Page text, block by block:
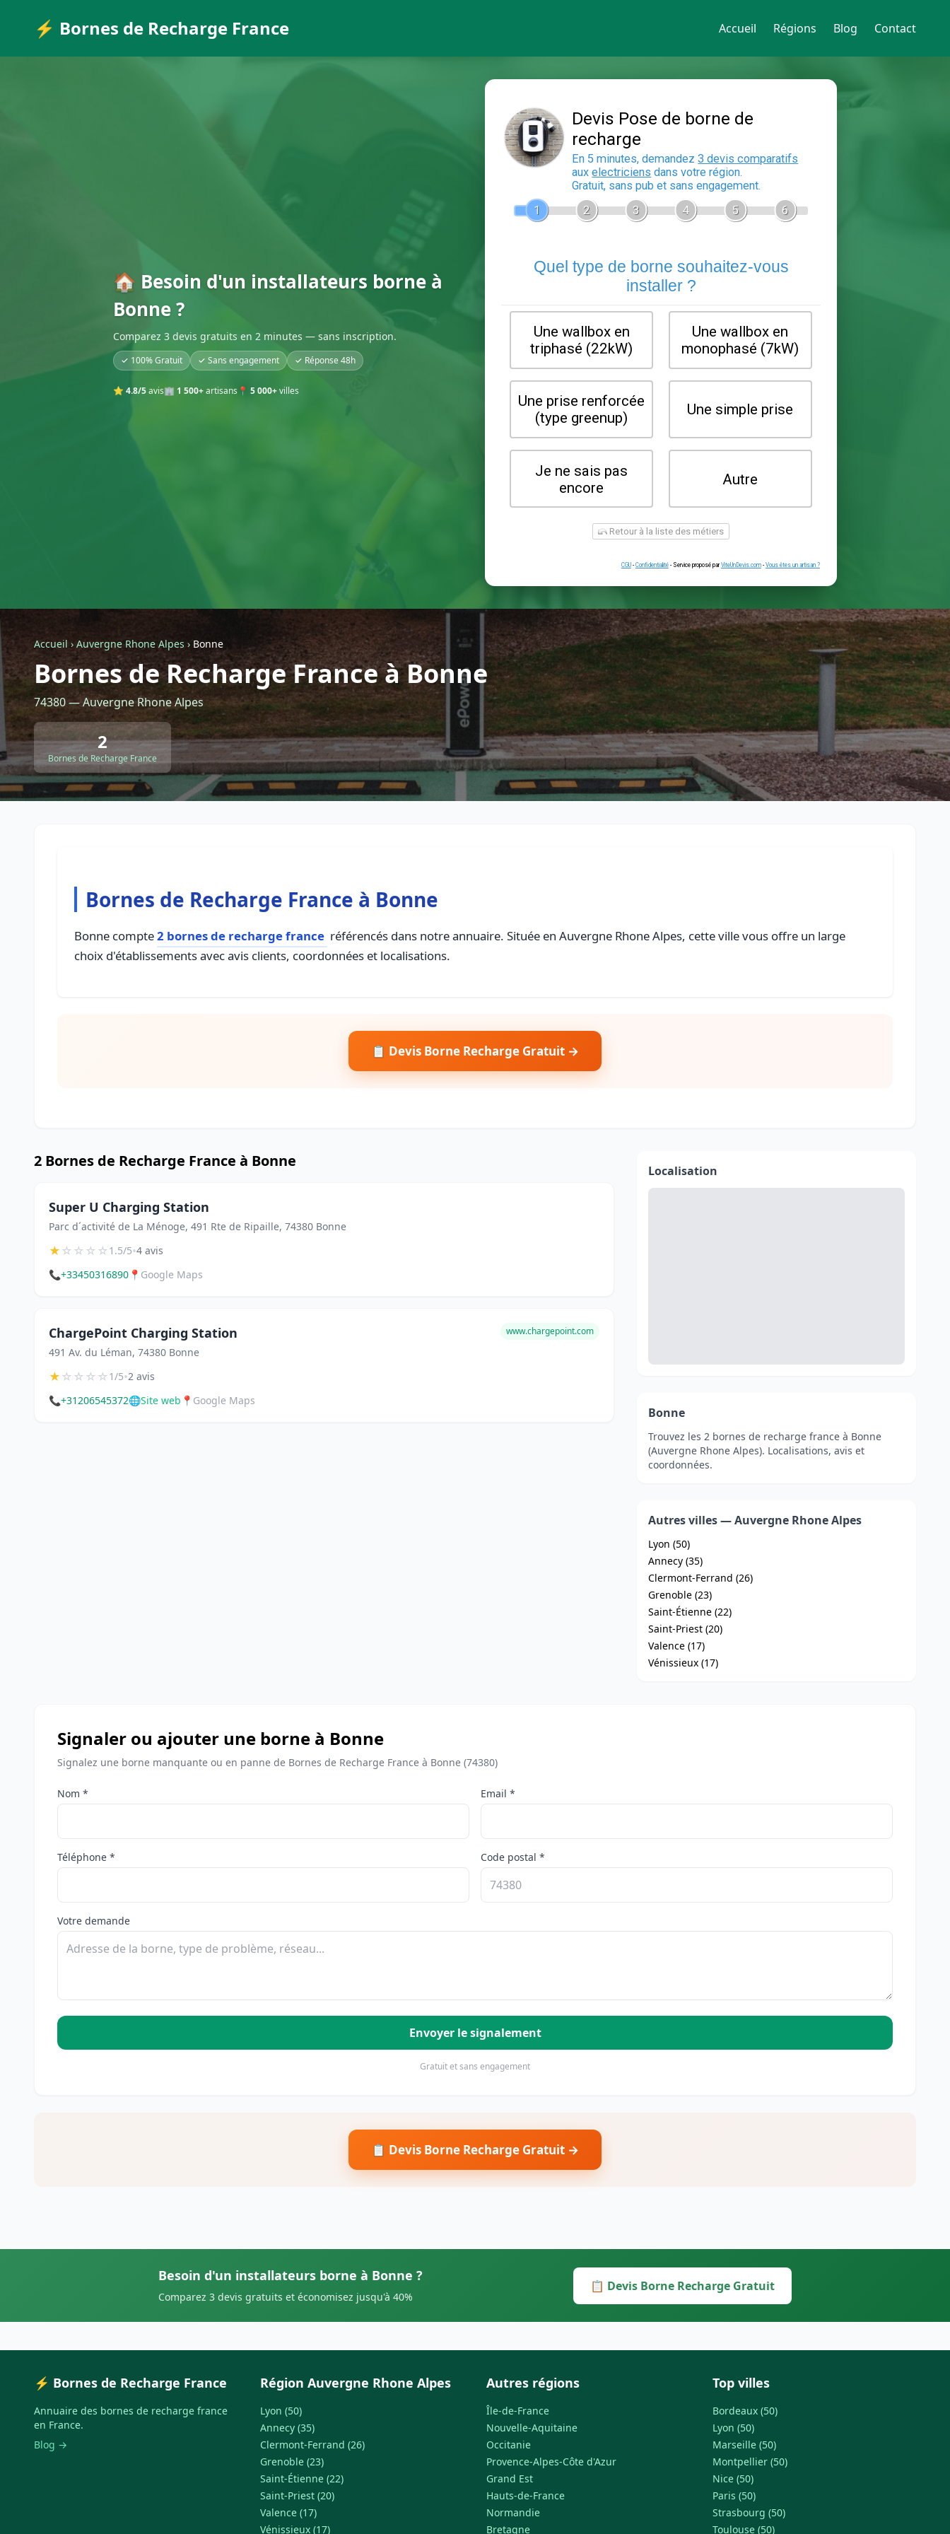
⚡ Bornes de Recharge France Accueil Régions Blog Contact
🏠 Besoin d'un installateurs borne à
Bonne ?
Comparez 3 devis gratuits en 2 minutes — sans inscription.
✓ 100% Gratuit ✓ Sans engagement ✓ Réponse 48h
⭐ 4.8/5avis🏢 1 500+artisans 📍 5 000+villes
recharge
En 5 minutes, demandez
auxelectriciensdans votre région.
Gratuit, sans pub et sans engagement.
Quel type de borne souhaitez-
installer ?
Une wallbox en
Une prise renforcée
(type greenup)
Je ne sais pas
Retour à la liste des métiers
Confidentialité - Service proposé par ViteUnDevis.com-
Accueil › Auvergne Rhone Alpes › Bonne
Bornes de Recharge France à Bonne
74380 — Auvergne Rhone Alpes
2
Bornes de Recharge France
Bornes de Recharge France à Bonne
Bonne compte2 bornes de recharge france référencés dans notre annuaire. Située en Auvergne Rhone Alpes, cette ville vous offre un large
choix d'établissements avec avis clients, coordonnées et localisations.
📋 Devis Borne Recharge Gratuit →
2 Bornes de Recharge France à Bonne
Super U Charging Station
Parc d´activité de La Ménoge, 491 Rte de Ripaille, 74380 Bonne
★☆☆☆☆1.5/5•4 avis
📞+33450316890 📍 Google Maps
ChargePoint Charging Station
491 Av. du Léman, 74380 Bonne
www.chargepoint.com
★☆☆☆☆1/5•2 avis
📞+31206545372🌐Site web 📍 Google Maps
Localisation
Bonne
Trouvez les 2 bornes de recharge france à Bonne
(Auvergne Rhone Alpes). Localisations, avis et
coordonnées.
Autres villes — Auvergne Rhone Alpes
Lyon (50)
Annecy (35)
Clermont-Ferrand (26)
Grenoble (23)
Saint-Étienne (22)
Saint-Priest (20)
Valence (17)
Vénissieux (17)
Signaler ou ajouter une borne à Bonne
Signalez une borne manquante ou en panne de Bornes de Recharge France à Bonne (74380)
Nom * Email *
Téléphone * Code postal *
Votre demande
Envoyer le signalement
Gratuit et sans engagement
📋 Devis Borne Recharge Gratuit →
Besoin d'un installateurs borne à Bonne ?
Comparez 3 devis gratuits et économisez jusqu'à 40%
📋 Devis Borne Recharge Gratuit
⚡ Bornes de Recharge France
Annuaire des bornes de recharge france
en France.
Blog →
Région Auvergne Rhone Alpes
Lyon (50)
Annecy (35)
Clermont-Ferrand (26)
Grenoble (23)
Saint-Étienne (22)
Saint-Priest (20)
Valence (17)
Vénissieux (17)
Autres régions
Île-de-France
Nouvelle-Aquitaine
Occitanie
Provence-Alpes-Côte d'Azur
Grand Est
Hauts-de-France
Normandie
Bretagne
Top villes
Bordeaux (50)
Lyon (50)
Marseille (50)
Montpellier (50)
Nice (50)
Paris (50)
Strasbourg (50)
Toulouse (50)